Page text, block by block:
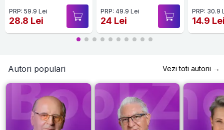
PRP: 59.9 Lei
28.8 Lei
PRP: 49.9 Lei
24 Lei
PRP: 30.9
14.9
Autori populari Vezi toti autorii →